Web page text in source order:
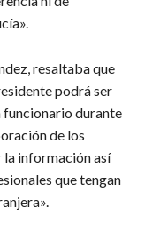
resaltaba que
podrá ser
funcionario durante
de los
información así
que tengan